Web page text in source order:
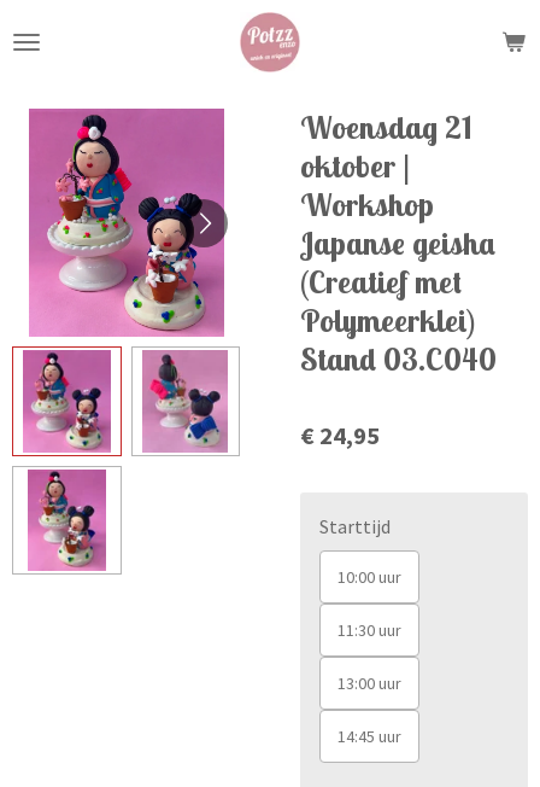
direct
de
hoofdinhoud
Woensdag 21
oktober |
Workshop
Japanse geisha
(Creatief met
Polymeerklei)
Stand 03.C040
€ 24,95
Starttijd
10:00 uur
11:30 uur
13:00 uur
14:45 uur